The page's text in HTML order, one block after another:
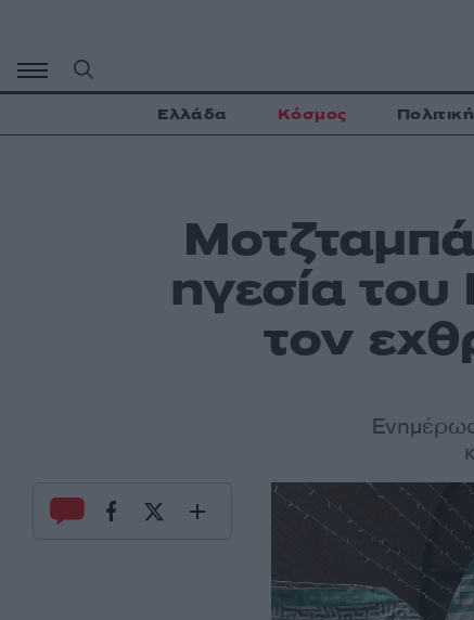
περιεχόμενο
Ελλάδα Κόσμος Πολιτική
ηγεσία
τον